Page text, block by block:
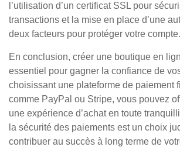
l’utilisation d’un certificat SSL pour
transactions et la mise en place d’une
deux facteurs pour protéger votre compte.
En conclusion, créer une boutique en
essentiel pour gagner la confiance de
choisissant une plateforme de paiement
comme PayPal ou Stripe, vous pouvez
une expérience d’achat en toute
la sécurité des paiements est un choix
contribuer au succès à long terme de